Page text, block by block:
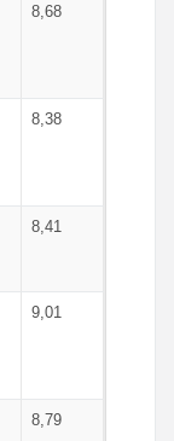
8,68
8,38
8,41
9,01
8,79